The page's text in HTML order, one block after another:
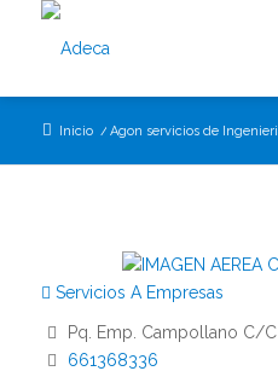
Inicio / Agon servicios de
Servicios A Empresas
Pq. Emp. Campollano C/
661368336